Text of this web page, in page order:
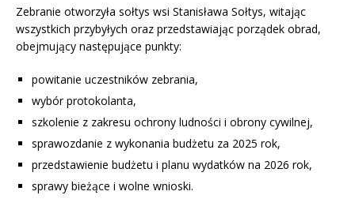
Zebranie otworzyła sołtys wsi Stanisława Sołtys, witając
wszystkich przybyłych oraz przedstawiając porządek obrad,
obejmujący następujące punkty:
powitanie uczestników zebrania,
wybór protokolanta,
szkolenie z zakresu ochrony ludności i obrony cywilnej,
sprawozdanie z wykonania budżetu za 2025 rok,
przedstawienie budżetu i planu wydatków na 2026 rok,
sprawy bieżące i wolne wnioski.